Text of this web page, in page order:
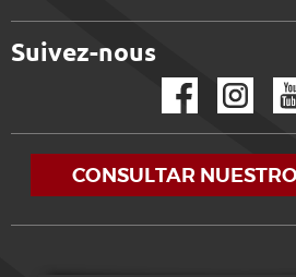
Suivez-nous
CONSULTAR